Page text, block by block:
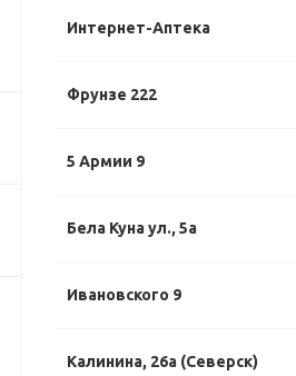
Интернет-Аптека
Фрунзе 222
5 Армии 9
Бела Куна ул., 5а
Ивановского 9
Калинина, 26а (Северск)